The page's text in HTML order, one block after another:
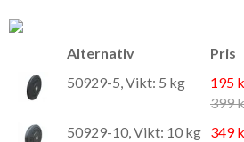
Alternativ Pris
50929-5, Vikt: 5 kg
195
399
50929-10, Vikt: 10 kg 349